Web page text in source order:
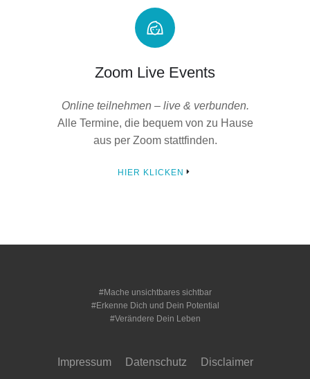
Zoom Live Events
Online teilnehmen – live & verbunden.
Alle Termine, die bequem von zu Hause
aus per Zoom stattfinden.
HIER KLICKEN
#Mache unsichtbares sichtbar
#Erkenne Dich und Dein Potential
#Verändere Dein Leben
Impressum Datenschutz Disclaimer